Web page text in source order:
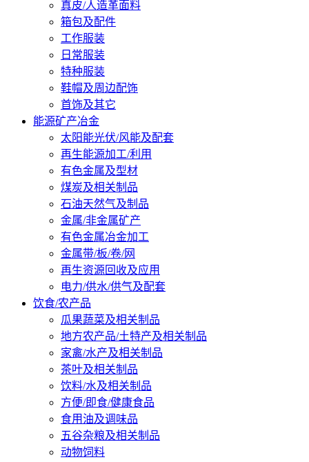
真皮/人造革面料
箱包及配件
工作服装
日常服装
特种服装
鞋帽及周边配饰
首饰及其它
能源矿产冶金
太阳能光伏/风能及配套
再生能源加工/利用
有色金属及型材
煤炭及相关制品
石油天然气及制品
金属/非金属矿产
有色金属冶金加工
金属带/板/卷/网
再生资源回收及应用
电力/供水/供气及配套
饮食/农产品
瓜果蔬菜及相关制品
地方农产品/土特产及相关制品
家禽/水产及相关制品
茶叶及相关制品
饮料/水及相关制品
方便/即食/健康食品
食用油及调味品
五谷杂粮及相关制品
动物饲料